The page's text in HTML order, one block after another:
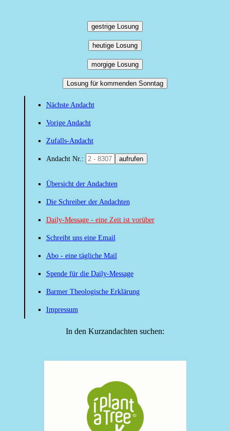
gestrige Losung
heutige Losung
morgige Losung
Losung für kommenden Sonntag
Nächste Andacht
Vorige Andacht
Zufalls-Andacht
Andacht Nr.: aufrufen
Übersicht der Andachten
Die Schreiber der Andachten
Daily-Message - eine Zeit ist vorüber
Schreibt uns eine Email
Abo - eine tägliche Mail
Spende für die Daily-Message
Barmer Theologische Erklärung
Impressum
In den Kurzandachten suchen: